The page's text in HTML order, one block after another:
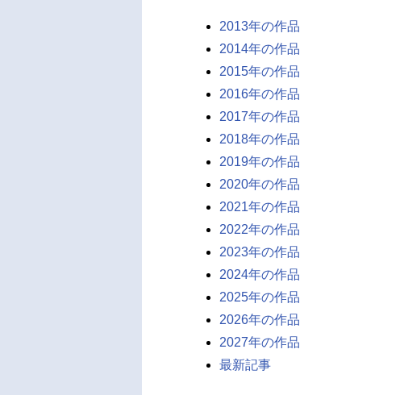
2013年の作品
2014年の作品
2015年の作品
2016年の作品
2017年の作品
2018年の作品
2019年の作品
2020年の作品
2021年の作品
2022年の作品
2023年の作品
2024年の作品
2025年の作品
2026年の作品
2027年の作品
最新記事